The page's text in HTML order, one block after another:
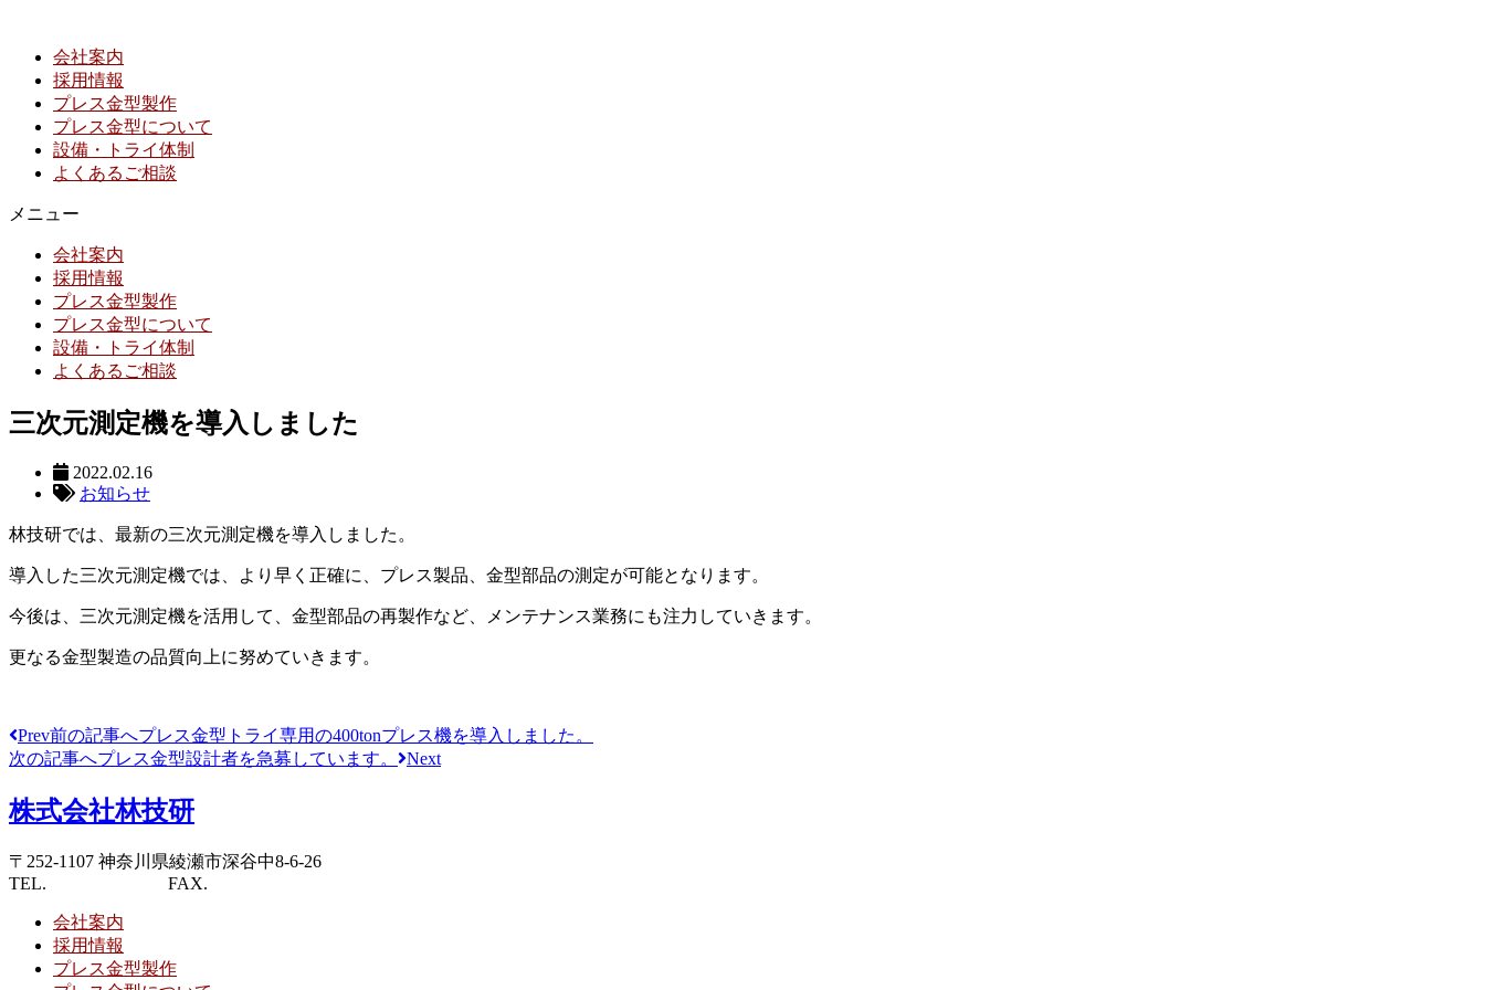
会社案内
採用情報
プレス金型製作
プレス金型について
設備・トライ体制
よくあるご相談
メニュー
会社案内
採用情報
プレス金型製作
プレス金型について
設備・トライ体制
よくあるご相談
三次元測定機を導入しました
2022.02.16
お知らせ
林技研では、最新の三次元測定機を導入しました。
導入した三次元測定機では、より早く正確に、プレス製品、金型部品の測定が可能となります。
今後は、三次元測定機を活用して、金型部品の再製作など、メンテナンス業務にも注力していきます。
更なる金型製造の品質向上に努めていきます。
Prev前の記事へプレス金型トライ専用の400tonプレス機を導入しました。
次の記事へプレス金型設計者を急募しています。 Next
株式会社林技研
〒252-1107 神奈川県綾瀬市深谷中8-6-26
TEL.
FAX.
会社案内
採用情報
プレス金型製作